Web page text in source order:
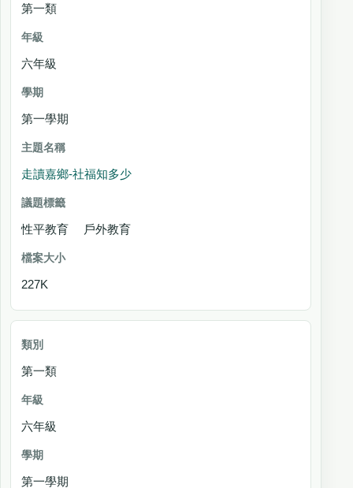
第一類
六年級
第一學期
走讀嘉鄉-社福知多少
性平教育 戶外教育
227K
第一類
六年級
第一學期